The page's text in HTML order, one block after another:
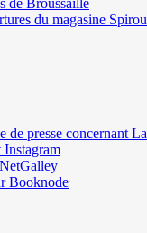
du magasine Spirou
de presse concernant
Instagram
Booknode